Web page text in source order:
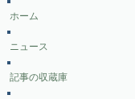
ホーム
ニュース
記事の収蔵庫